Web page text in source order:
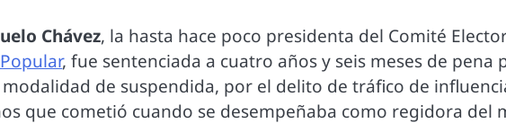
Chávez, la hasta hace poco presidenta del Comité
, fue sentenciada a cuatro años y seis meses de pena
de suspendida, por el delito de tráfico de
que cometió cuando se desempeñaba como regidora del